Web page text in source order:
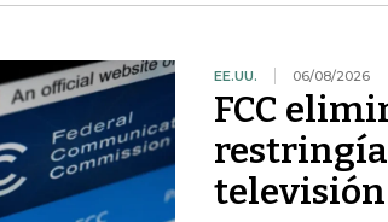
EE.UU. 06/08/2026
FCC
restringía